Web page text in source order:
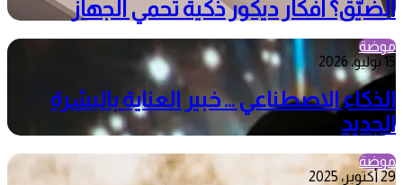
الضيّق؟ أفكار ديكور ذكية تحمي الجهاز
موضة
15 يوليو، 2026
الذكاء الاصطناعي … خبير العناية بالبشرة
الجديد
موضة
29 أكتوبر، 2025